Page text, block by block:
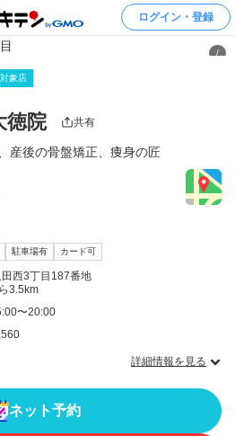
ログイン・登録
/
象店
院 共有
産後の骨盤矯正、痩身の匠
駐車場有 カード可
西3丁目187番地
3.5km
〜20:00
詳細情報を見る
ネット予約